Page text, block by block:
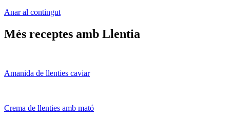
Anar al contingut
Més receptes amb Llentia
Amanida de llenties caviar
Crema de llenties amb mató